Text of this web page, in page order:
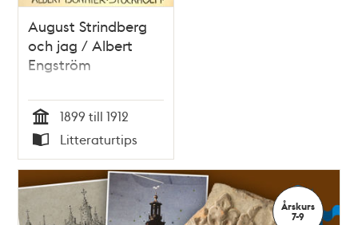
August Strindberg
och jag / Albert
Engström
Tid
1899 till 1912
Typ
Litteraturtips
Årskurs
7-9